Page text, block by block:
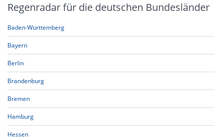
Regenradar für die deutschen Bundesländer
Baden-Württemberg
Bayern
Berlin
Brandenburg
Bremen
Hamburg
Hessen